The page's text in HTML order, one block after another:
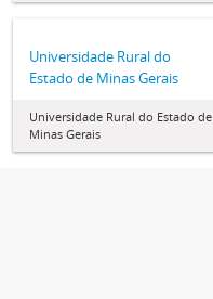
Universidade Rural do
Estado de Minas Gerais
Universidade Rural do Estado de
Minas Gerais